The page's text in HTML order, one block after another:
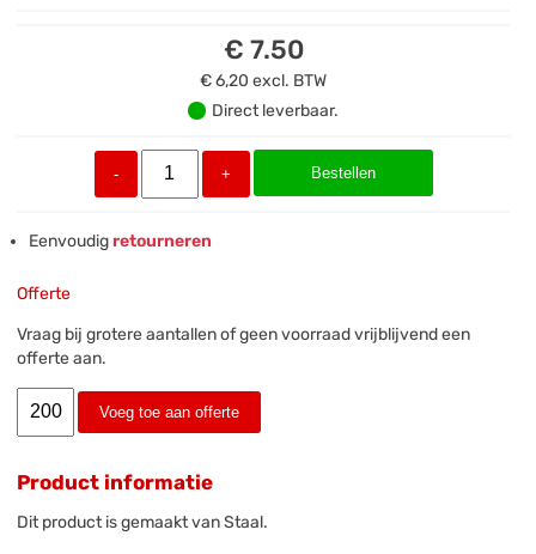
€ 7.50
€ 6,20 excl. BTW
Direct leverbaar.
- + Bestellen
Eenvoudigretourneren
Offerte
Vraag bij grotere aantallen of geen voorraad vrijblijvend een
offerte aan.
Voeg toe aan offerte
Product informatie
Dit product is gemaakt van Staal.